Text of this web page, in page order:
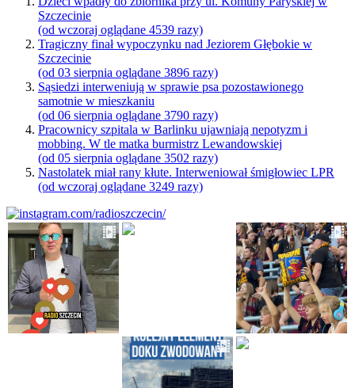
Szczecinie
(od wczoraj oglądane 4539 razy)
Tragiczny finał wypoczynku nad Jeziorem Głębokie w
Szczecinie
(od 03 sierpnia oglądane 3896 razy)
Sąsiedzi interweniują w sprawie psa pozostawionego
samotnie w mieszkaniu
(od 06 sierpnia oglądane 3790 razy)
Pracownicy szpitala w Barlinku ujawniają nepotyzm i
mobbing. W tle matka burmistrz Lewandowskiej
(od 05 sierpnia oglądane 3502 razy)
Nastolatek miał rany kłute. Interweniował śmigłowiec LPR
(od wczoraj oglądane 3249 razy)